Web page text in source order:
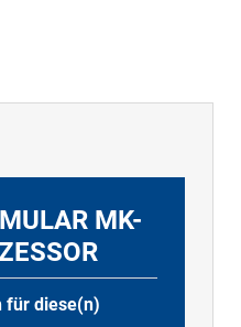
MK-
für diese(n)